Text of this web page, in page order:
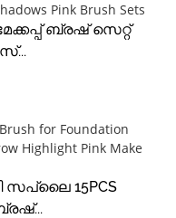
ബ്രഷ് സെറ്റ്
സപ്ലൈ 15PCS